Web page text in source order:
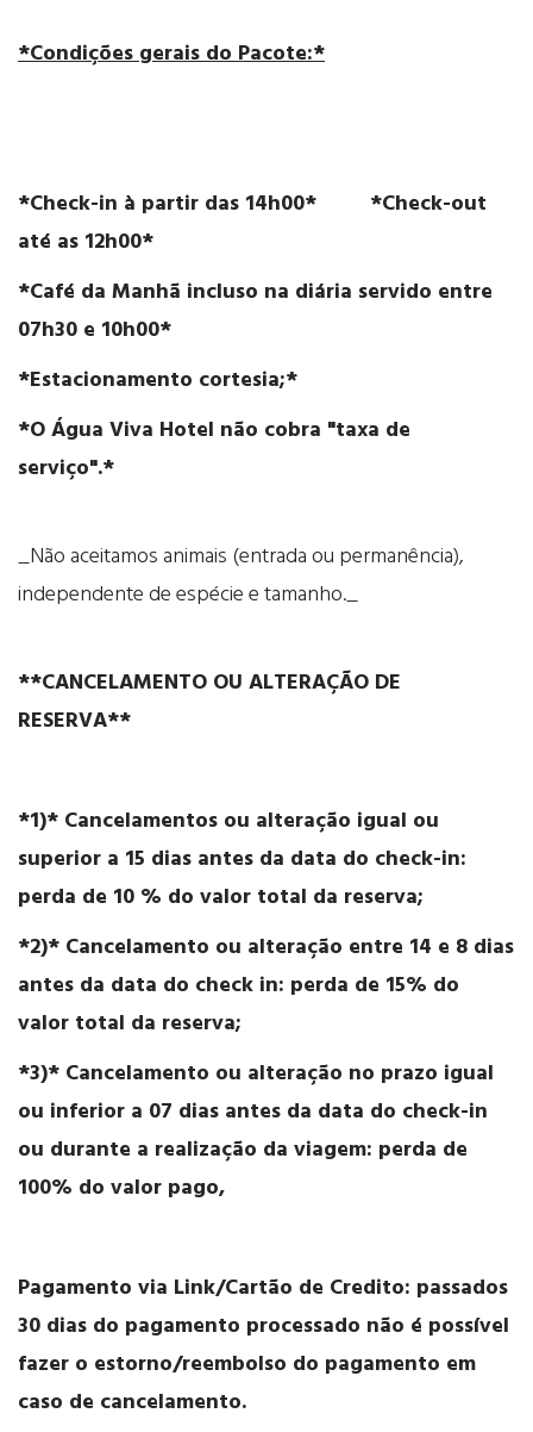
*Condições gerais do Pacote:*
*Check-in à partir das 14h00* *Check-out
até as 12h00*
*Café da Manhã incluso na diária servido entre
07h30 e 10h00*
*Estacionamento cortesia;*
*O Água Viva Hotel não cobra "taxa de
serviço".*
_Não aceitamos animais (entrada ou permanência),
independente de espécie e tamanho._
**CANCELAMENTO OU ALTERAÇÃO DE
RESERVA**
*1)* Cancelamentos ou alteração igual ou
superior a 15 dias antes da data do check-in:
perda de 10 % do valor total da reserva;
*2)* Cancelamento ou alteração entre 14 e 8 dias
antes da data do check in: perda de 15% do
valor total da reserva;
*3)* Cancelamento ou alteração no prazo igual
ou inferior a 07 dias antes da data do check-in
ou durante a realização da viagem: perda de
100% do valor pago,
Pagamento via Link/Cartão de Credito: passados
30 dias do pagamento processado não é possível
fazer o estorno/reembolso do pagamento em
caso de cancelamento.